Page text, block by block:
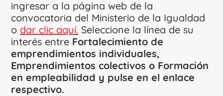
ingresar a la página web de la
convocatoria del Ministerio de la Igualdad
o dar clic aquí. Seleccione la línea de su
interés entre Fortalecimiento de
emprendimientos individuales,
Emprendimientos colectivos o Formación
en empleabilidad y pulse en el enlace
respectivo.